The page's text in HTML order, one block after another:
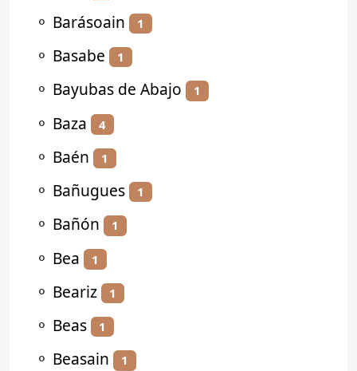
⚬ Barásoain 1
⚬ Basabe 1
⚬ Bayubas de Abajo 1
⚬ Baza 4
⚬ Baén 1
⚬ Bañugues 1
⚬ Bañón 1
⚬ Bea 1
⚬ Beariz 1
⚬ Beas 1
⚬ Beasain 1